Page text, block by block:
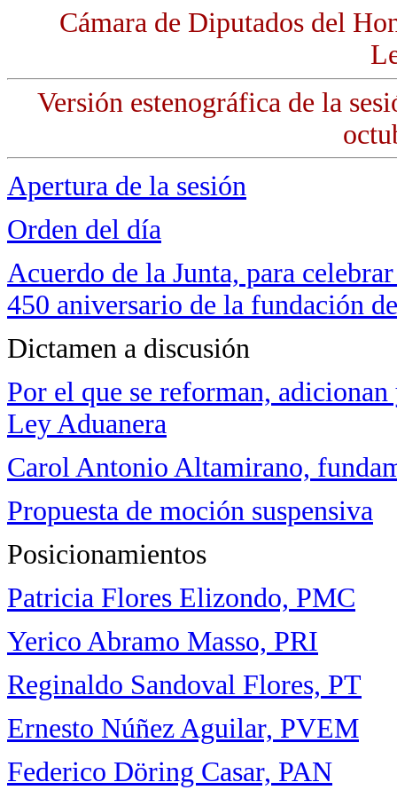
Cámara de Diputados del
Versión estenográfica de la
Apertura de la sesión
Orden del día
Acuerdo de la Junta, para
450 aniversario de la fundación
Dictamen a discusión
Por el que se reforman,
Ley Aduanera
Carol Antonio Altamirano,
Propuesta de moción suspensiva
Posicionamientos
Patricia Flores Elizondo, PMC
Yerico Abramo Masso, PRI
Reginaldo Sandoval Flores, PT
Ernesto Núñez Aguilar, PVEM
Federico Döring Casar, PAN